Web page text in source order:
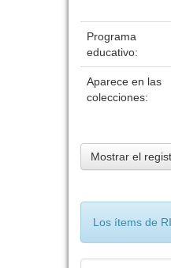
Programa
educativo:
Aparece en las
colecciones:
Mostrar el
Los ítems de